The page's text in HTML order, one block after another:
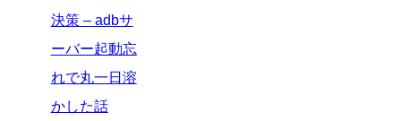
決策 – adbサ
ーバー起動忘
れで丸一日溶
かした話